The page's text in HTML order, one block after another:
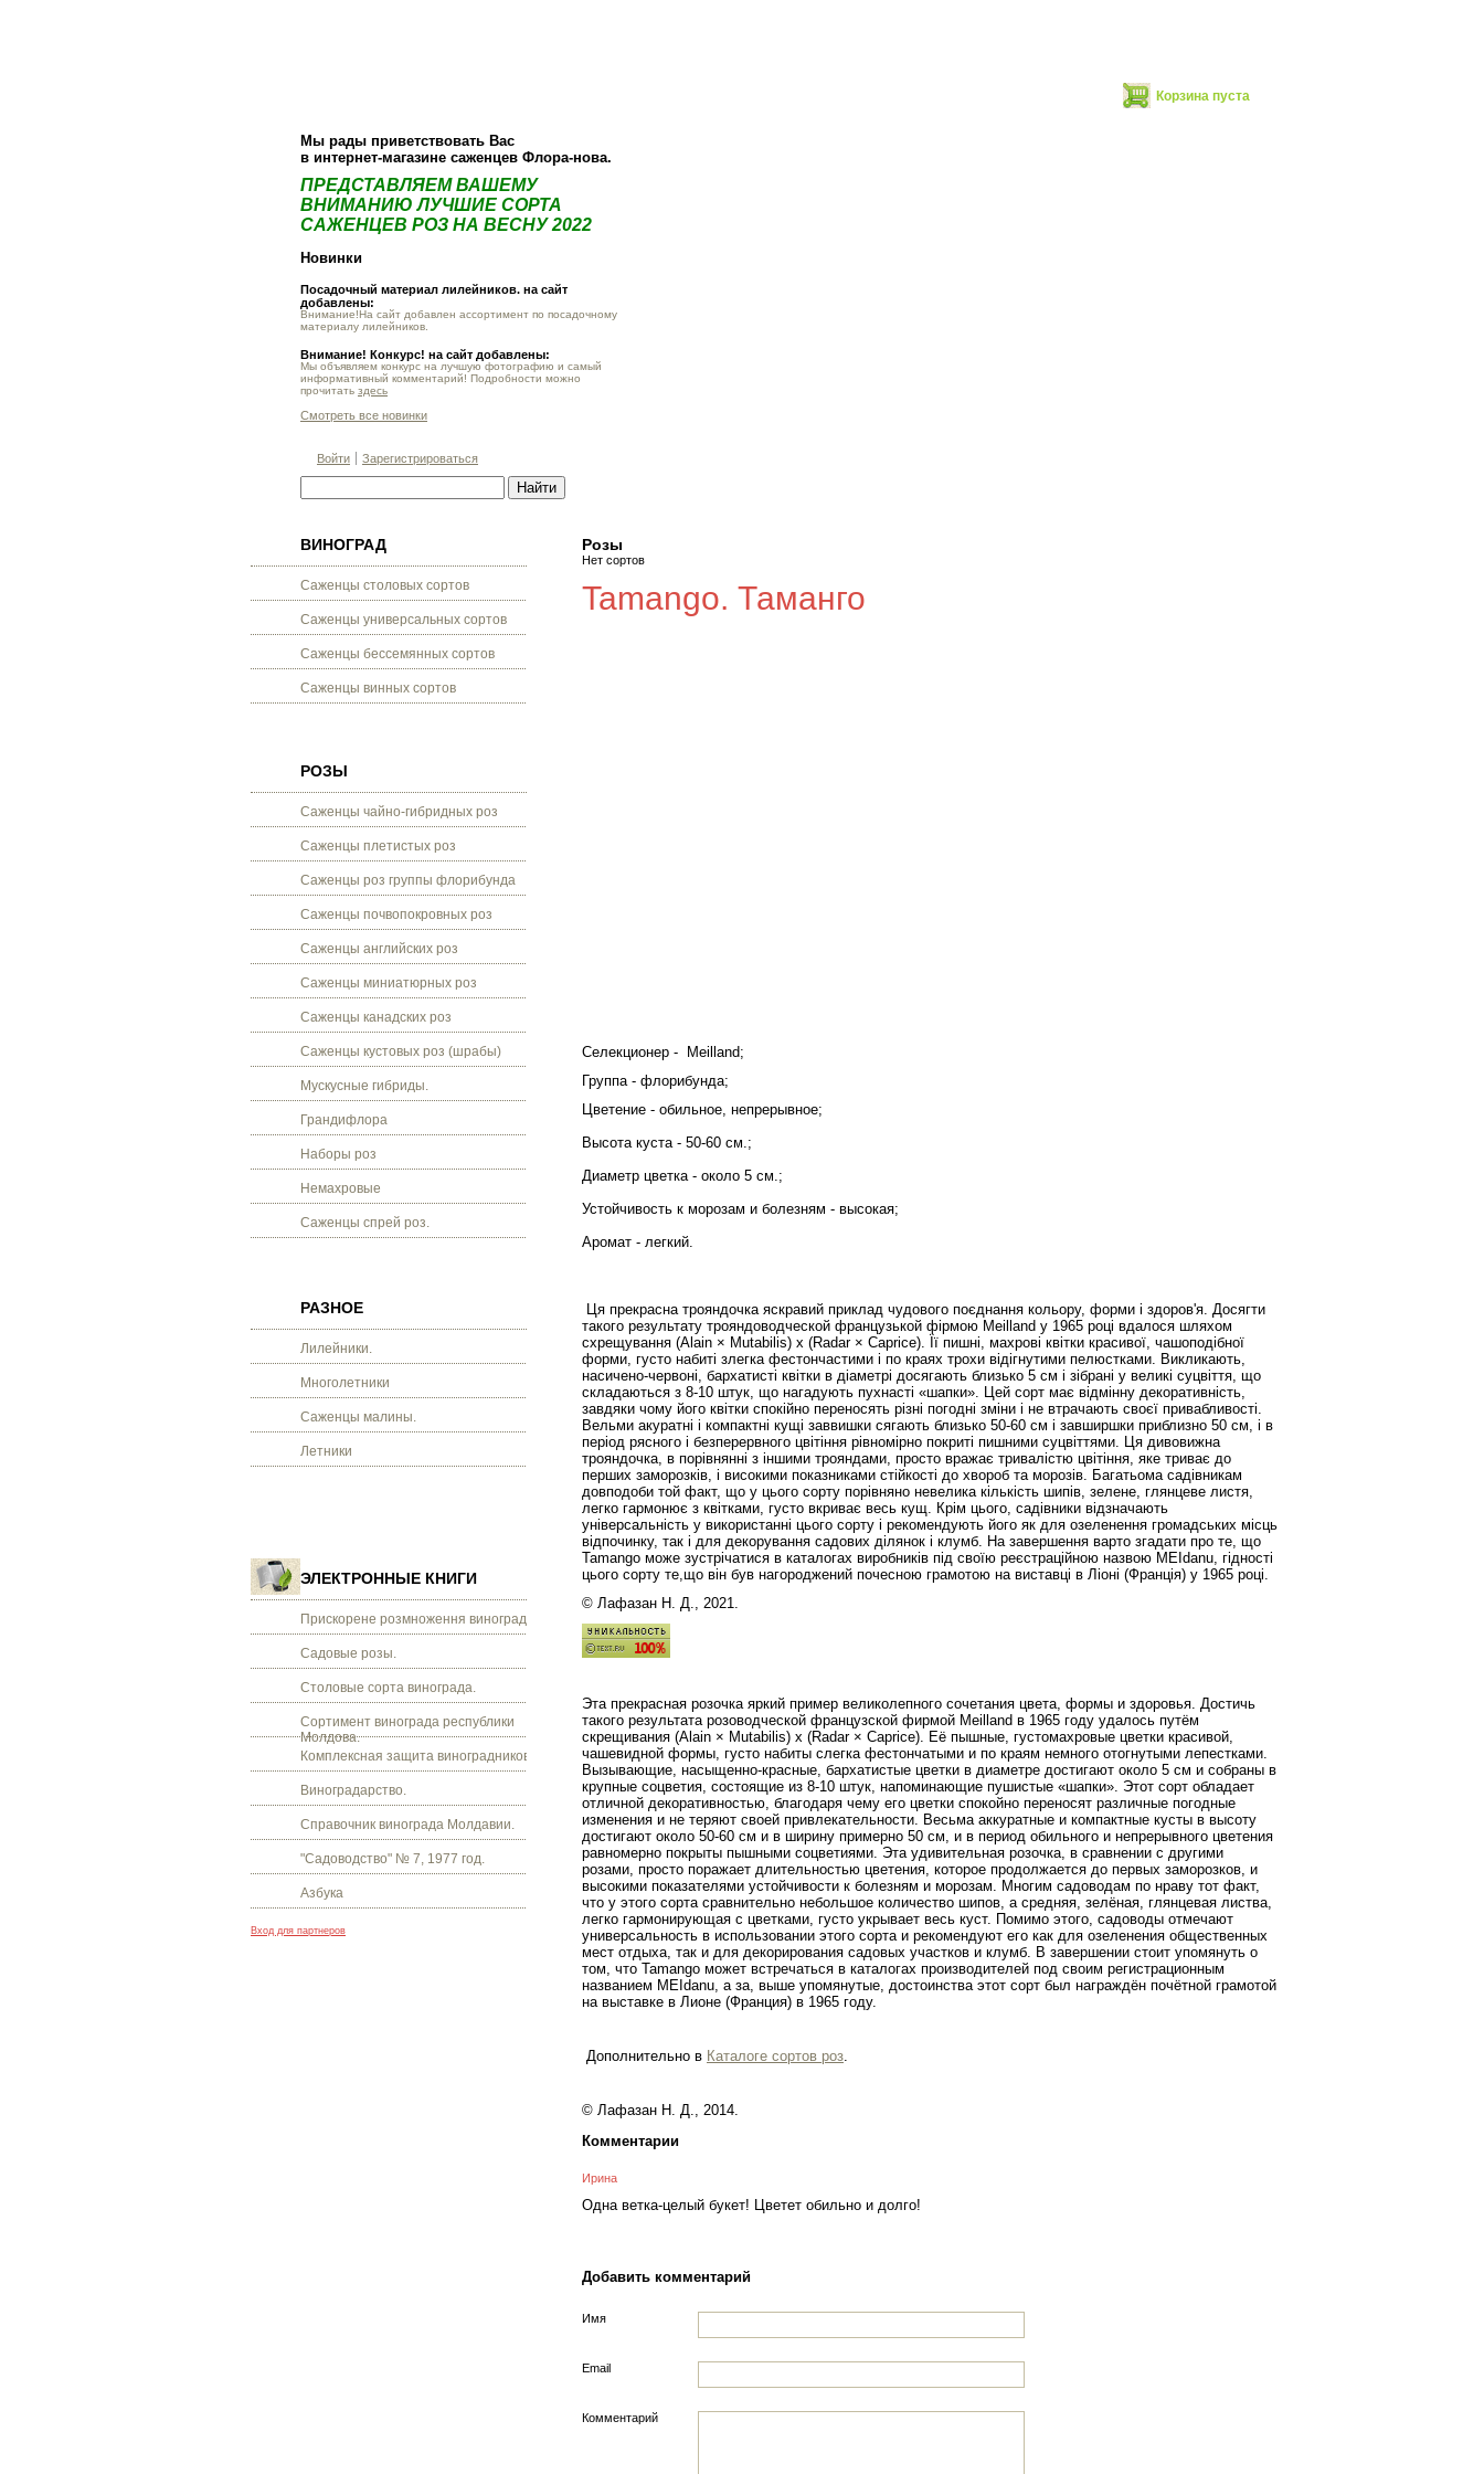
Корзина пуста
Мы рады приветствовать Вас
в интернет-магазине саженцев Флора-нова.
ПРЕДСТАВЛЯЕМ ВАШЕМУ
ВНИМАНИЮ ЛУЧШИЕ СОРТА
САЖЕНЦЕВ РОЗ НА ВЕСНУ 2022
Новинки
Посадочный материал лилейников. на сайт
добавлены:
Внимание!На сайт добавлен ассортимент по посадочному
материалу лилейников.
Внимание! Конкурс! на сайт добавлены:
Мы объявляем конкурс на лучшую фотографию и самый
информативный комментарий! Подробности можно
прочитать здесь
Смотреть все новинки
Войти Зарегистрироваться
ВИНОГРАД
Саженцы столовых сортов
Саженцы универсальных сортов
Саженцы бессемянных сортов
Саженцы винных сортов
РОЗЫ
Саженцы чайно-гибридных роз
Саженцы плетистых роз
Саженцы роз группы флорибунда
Саженцы почвопокровных роз
Саженцы английских роз
Саженцы миниатюрных роз
Саженцы канадских роз
Саженцы кустовых роз (шрабы)
Мускусные гибриды.
Грандифлора
Наборы роз
Немахровые
Саженцы спрей роз.
РАЗНОЕ
Лилейники.
Многолетники
Саженцы малины.
Летники
ЭЛЕКТРОННЫЕ КНИГИ
Прискорене розмноження винограду.
Садовые розы.
Столовые сорта винограда.
Сортимент винограда республики
Молдова.
Комплексная защита виноградников.
Виноградарство.
Справочник винограда Молдавии.
"Садоводство" № 7, 1977 год.
Азбука
Вход для партнеров
Розы
Нет сортов
Tamango. Таманго
Селекционер -
Meilland;
Группа - флорибунда;
Цветение - обильное, непрерывное;
Высота куста - 50-60 см.;
Диаметр цветка - около 5 см.;
Устойчивость к морозам и болезням - высокая;
Аромат - легкий.
Ця прекрасна трояндочка яскравий приклад чудового поєднання кольору, форми і здоров'я. Досягти
такого результату трояндоводческой французькой фірмою Meilland у 1965 році вдалося шляхом
схрещування (Alain × Mutabilis) х (Radar × Caprice). Її пишні, махрові квітки красивої, чашоподібної
форми, густо набиті злегка фестончастими і по краях трохи відігнутими пелюстками. Викликають,
насичено-червоні, бархатисті квітки в діаметрі досягають близько 5 см і зібрані у великі суцвіття, що
складаються з 8-10 штук, що нагадують пухнасті «шапки». Цей сорт має відмінну декоративність,
завдяки чому його квітки спокійно переносять різні погодні зміни і не втрачають своєї привабливості.
Вельми акуратні і компактні кущі заввишки сягають близько 50-60 см і завширшки приблизно 50 см, і в
період рясного і безперервного цвітіння рівномірно покриті пишними суцвіттями. Ця дивовижна
трояндочка, в порівнянні з іншими трояндами, просто вражає тривалістю цвітіння, яке триває до
перших заморозків, і високими показниками стійкості до хвороб та морозів. Багатьома садівникам
довподоби той факт, що у цього сорту порівняно невелика кількість шипів, зелене, глянцеве листя,
легко гармонює з квітками, густо вкриває весь кущ. Крім цього, садівники відзначають
універсальність у використанні цього сорту і рекомендують його як для озеленення громадських місць
відпочинку, так і для декорування садових ділянок і клумб. На завершення варто згадати про те, що
Tamango може зустрічатися в каталогах виробників під своїю реєстраційною назвою MEIdanu, гідності
цього сорту те,що він був нагороджений почесною грамотою на виставці в Ліоні (Франція) у 1965 році.
© Лафазан Н. Д., 2021.
Эта прекрасная розочка яркий пример великолепного сочетания цвета, формы и здоровья. Достичь
такого результата розоводческой французской фирмой Meilland в 1965 году удалось путём
скрещивания (Alain × Mutabilis) х (Radar× Caprice). Её пышные, густомахровые цветки красивой,
чашевидной формы, густо набиты слегка фестончатыми и по краям немного отогнутыми лепестками.
Вызывающие, насыщенно-красные, бархатистые цветки в диаметре достигают около 5 см и собраны в
крупные соцветия, состоящие из 8-10 штук, напоминающие пушистые «шапки». Этот сорт обладает
отличной декоративностью, благодаря чему его цветки спокойно переносят различные погодные
изменения и не теряют своей привлекательности. Весьма аккуратные и компактные кусты в высоту
достигают около 50-60 см и в ширину примерно 50 см, и в период обильного и непрерывного цветения
равномерно покрыты пышными соцветиями. Эта удивительная розочка, в сравнении с другими
розами, просто поражает длительностью цветения, которое продолжается до первых заморозков, и
высокими показателями устойчивости к болезням и морозам. Многим садоводам по нраву тот факт,
что у этого сорта сравнительно небольшое количество шипов, а средняя, зелёная, глянцевая листва,
легко гармонирующая с цветками, густо укрывает весь куст. Помимо этого, садоводы отмечают
универсальность в использовании этого сорта и рекомендуют его как для озеленения общественных
мест отдыха, так и для декорирования садовых участков и клумб. В завершении стоит упомянуть о
том, что Tamango может встречаться в каталогах производителей под своим регистрационным
названием MEIdanu, а за, выше упомянутые, достоинства этот сорт был награждён почётной грамотой
на выставке в Лионе (Франция) в 1965 году.
Дополнительно в Каталоге сортов роз.
© Лафазан Н. Д., 2014.
Комментарии
Ирина
Одна ветка-целый букет! Цветет обильно и долго!
Добавить комментарий
Имя
Email
Комментарий